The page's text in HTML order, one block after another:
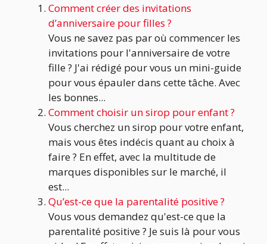
Comment créer des invitations
d’anniversaire pour filles ?
Vous ne savez pas par où commencer les
invitations pour l'anniversaire de votre
fille ? J'ai rédigé pour vous un mini-guide
pour vous épauler dans cette tâche. Avec
les bonnes...
Comment choisir un sirop pour enfant ?
Vous cherchez un sirop pour votre enfant,
mais vous êtes indécis quant au choix à
faire ? En effet, avec la multitude de
marques disponibles sur le marché, il
est...
Qu’est-ce que la parentalité positive ?
Vous vous demandez qu'est-ce que la
parentalité positive ? Je suis là pour vous